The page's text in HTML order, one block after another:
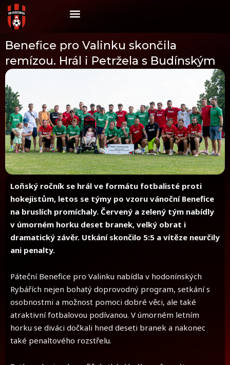
Skip
to
content
Benefice pro Valinku skončila
remízou. Hrál i Petržela s Budínským
Loňský ročník se hrál ve formátu fotbalisté proti
hokejistům, letos se týmy po vzoru vánoční Benefice
na bruslích promíchaly. Červený a zelený tým nabídly
v úmorném horku deset branek, velký obrat i
dramatický závěr. Utkání skončilo 5:5 a vítěze neurčily
ani penalty.
Páteční Benefice pro Valinku nabídla v hodonínských
Rybářích nejen bohatý doprovodný program, setkání s
osobnostmi a možnost pomoci dobré věci, ale také
atraktivní fotbalovou podívanou. V úmorném letním
horku se diváci dočkali hned deseti branek a nakonec
také penaltového rozstřelu.